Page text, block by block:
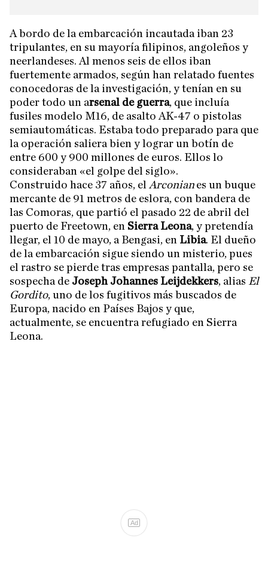
A bordo de la embarcación incautada iban 23
tripulantes, en su mayoría filipinos, angoleños y
neerlandeses. Al menos seis de ellos iban
fuertemente armados, según han relatado fuentes
conocedoras de la investigación, y tenían en su
poder todo un arsenal de guerra, que incluía
fusiles modelo M16, de asalto AK-47 o pistolas
semiautomáticas. Estaba todo preparado para que
la operación saliera bien y lograr un botín de
entre 600 y 900 millones de euros. Ellos lo
consideraban «el golpe del siglo».
Construido hace 37 años, elArconian es un buque
mercante de 91 metros de eslora, con bandera de
las Comoras, que partió el pasado 22 de abril del
puerto de Freetown, en Sierra Leona, y pretendía
llegar, el 10 de mayo, a Bengasi, en Libia. El dueño
de la embarcación sigue siendo un misterio, pues
el rastro se pierde tras empresas pantalla, pero se
sospecha de Joseph Johannes Leijdekkers, alias El
Gordito, uno de los fugitivos más buscados de
Europa, nacido en Países Bajos y que,
actualmente, se encuentra refugiado en Sierra
Leona.
Ad